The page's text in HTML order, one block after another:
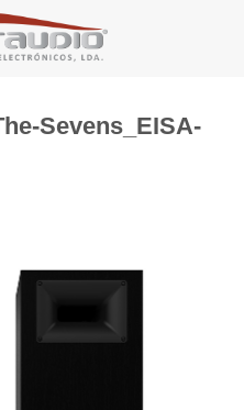
Sevens_EISA-